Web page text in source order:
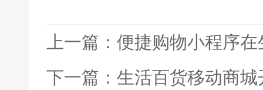
上一篇：便捷购物小程序
下一篇：生活百货移动商城